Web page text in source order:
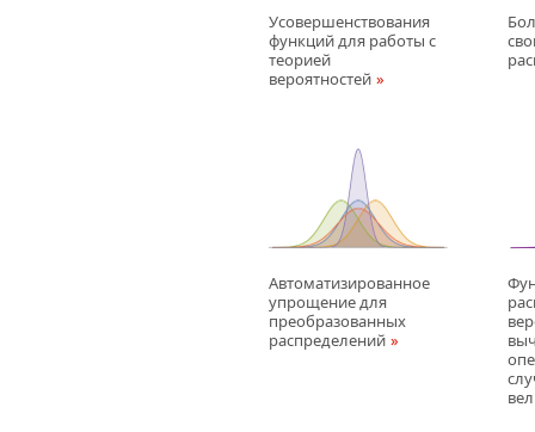
Усовершенствования
функций для работы с
теорией
вероятностей
Автоматизированное
упрощение для
преобразованных
распределений